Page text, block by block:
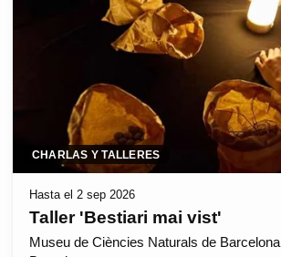
CHARLAS Y TALLERES
Hasta el 2 sep 2026
Taller 'Bestiari mai vist'
Museu de Ciències Naturals de Barcelona